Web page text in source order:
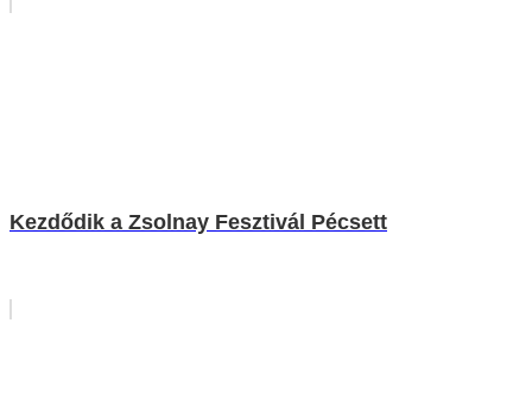
Kezdődik a Zsolnay Fesztivál Pécsett